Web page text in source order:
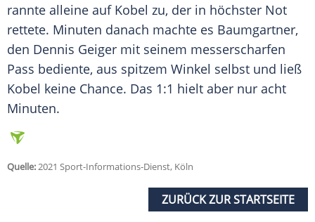
rannte alleine auf Kobel zu, der in höchster Not
rettete. Minuten danach machte es Baumgartner,
den Dennis Geiger mit seinem messerscharfen
Pass bediente, aus spitzem Winkel selbst und ließ
Kobel keine Chance. Das 1:1 hielt aber nur acht
Minuten.
Quelle:2021 Sport-Informations-Dienst, Köln
ZURÜCK ZUR STARTSEITE